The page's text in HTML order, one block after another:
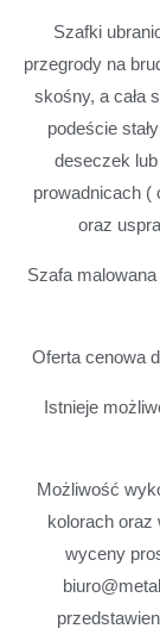
Szafki
przegrody na
skośny, a cała
podeście
deseczek
prowadnicach (
oraz
Szafa
Oferta cenowa
Istnieje
Możliwość
kolorach oraz
wyceny